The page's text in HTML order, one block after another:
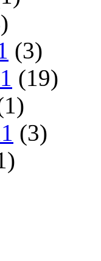
(3)
(19)
(3)